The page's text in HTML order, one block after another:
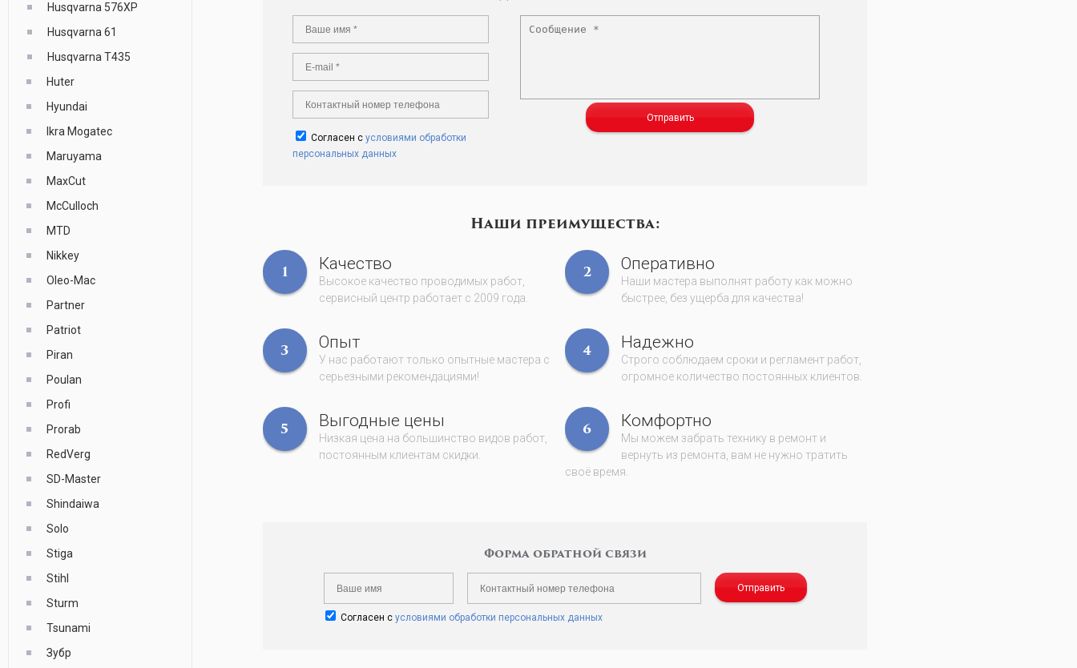
Husqvarna 576XP
Husqvarna 61
Husqvarna T435
Huter
Hyundai
Ikra Mogatec
Maruyama
MaxCut
McCulloch
MTD
Nikkey
Oleo-Mac
Partner
Patriot
Piran
Poulan
Profi
Prorab
RedVerg
SD-Master
Shindaiwa
Solo
Stiga
Stihl
Sturm
Tsunami
Зубр
Согласен сусловиями обработки
персональных данных
Отправить
Наши преимущества:
1 Качество
Высокое качество проводимых работ,
сервисный центр работает с 2009 года.
2 Оперативно
Наши мастера выполнят работу как можно
быстрее, без ущерба для качества!
3 Опыт
У нас работают только опытные мастера с
серьезными рекомендациями!
4 Надежно
Строго соблюдаем сроки и регламент работ,
огромное количество постоянных клиентов.
5 Выгодные цены
Низкая цена на большинство видов работ,
постоянным клиентам скидки.
6 Комфортно
Мы можем забрать технику в ремонт и
вернуть из ремонта, вам не нужно тратить
своё время.
Форма обратной связи
Отправить
Согласен сусловиями обработки персональных данных